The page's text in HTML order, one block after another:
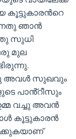
ഞാൻ
സുധി
മുല
അവൾ സുഖവും
പാൻ്റീസും
വച്ചു അവൻ
കൂട്ടുകാരൻ